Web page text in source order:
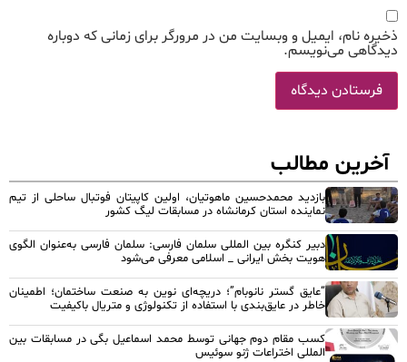
ذخیره نام، ایمیل و وبسایت من در مرورگر برای زمانی که دوباره
دیدگاهی می‌نویسم.
آخرین مطالب
بازدید محمدحسین ماهوتیان، اولین کاپیتان فوتبال ساحلی از تیم
نماینده استان کرمانشاه در مسابقات لیگ کشور
دبیر کنگره بین المللی سلمان فارسی: سلمان فارسی به‌عنوان الگوی
هویت بخش ایرانی _ اسلامی معرفی می‌شود
“عایق گستر نانوبام”؛ دریچه‌ای نوین به صنعت ساختمان؛ اطمینان
خاطر در عایق‌بندی با استفاده از تکنولوژی و متریال باکیفیت
کسب مقام دوم جهانی توسط محمد اسماعیل بگی در مسابقات بین
المللی اختراعات ژنو سوئیس